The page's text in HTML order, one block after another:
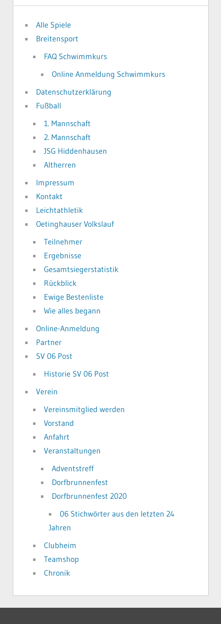
Alle Spiele
Breitensport
FAQ Schwimmkurs
Online Anmeldung Schwimmkurs
Datenschutzerklärung
Fußball
1. Mannschaft
2. Mannschaft
JSG Hiddenhausen
Altherren
Impressum
Kontakt
Leichtathletik
Oetinghauser Volkslauf
Teilnehmer
Ergebnisse
Gesamtsiegerstatistik
Rückblick
Ewige Bestenliste
Wie alles begann
Online-Anmeldung
Partner
SV 06 Post
Historie SV 06 Post
Verein
Vereinsmitglied werden
Vorstand
Anfahrt
Veranstaltungen
Adventstreff
Dorfbrunnenfest
Dorfbrunnenfest 2020
06 Stichwörter aus den letzten 24
Jahren
Clubheim
Teamshop
Chronik